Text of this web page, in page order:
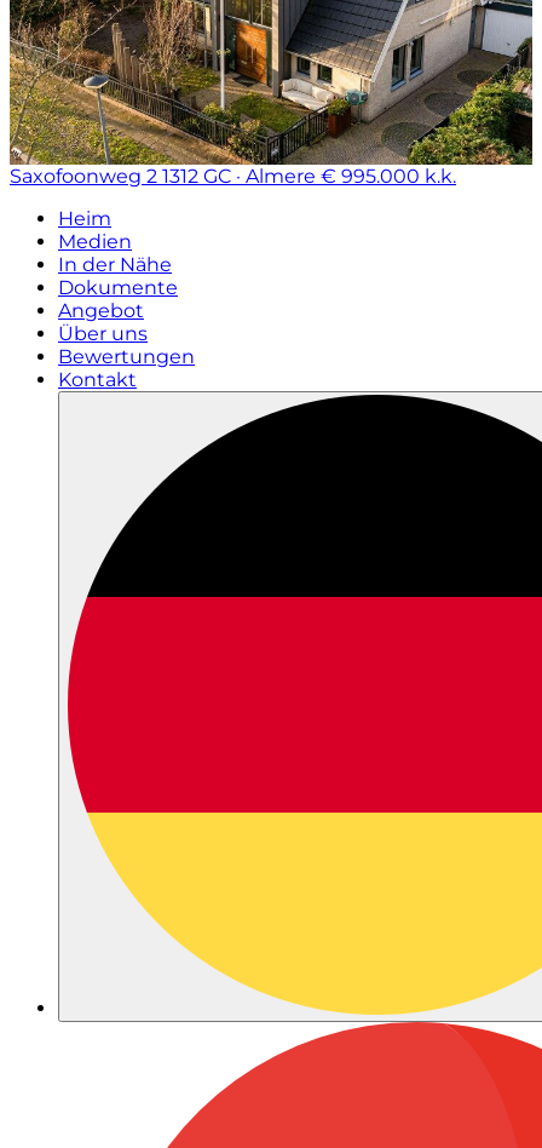
Saxofoonweg 2 1312 GC · Almere € 995.000 k.k.
Heim
Medien
In der Nähe
Dokumente
Angebot
Über uns
Bewertungen
Kontakt